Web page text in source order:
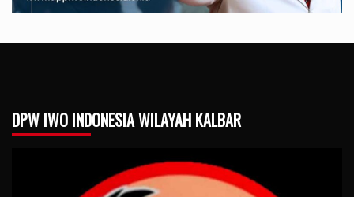
DPW IWO INDONESIA WILAYAH KALBAR